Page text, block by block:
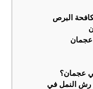
البرص
عجمان
عجمان؟
رش النمل في